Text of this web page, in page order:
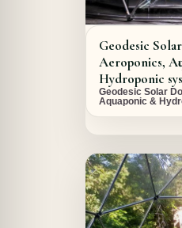
Geodesic
Aeroponics,
Hydroponic
Geodesic Solar
Aquaponic &
A